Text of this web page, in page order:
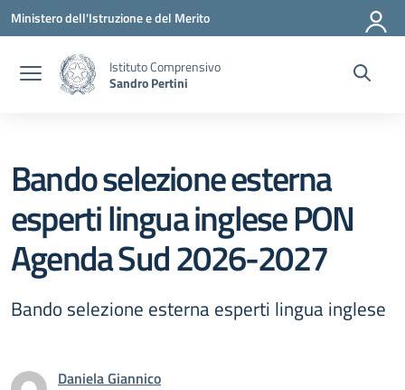
Vai ai contenuti
Vai al menu di navigazione
Vai al footer
Ministero dell'Istruzione e del Merito
Istituto Comprensivo
Sandro Pertini
Bando selezione esterna
esperti lingua inglese PON
Agenda Sud 2026-2027
Bando selezione esterna esperti lingua inglese
Daniela Giannico